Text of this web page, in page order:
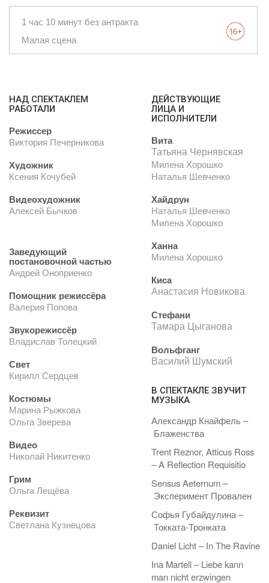
1 час 10 минут без антракта
Малая сцена
НАД СПЕКТАКЛЕМ
РАБОТАЛИ
Режиссер
Виктория Печерникова
Художник
Ксения Кочубей
Видеохудожник
Алексей Бычков
Заведующий
постановочной частью
Андрей Оноприенко
Помощник режиссёра
Валерия Попова
Звукорежиссёр
Владислав Толецкий
Свет
Кирилл Сердцев
Костюмы
Марина Рыжкова
Ольга Зверева
Видео
Николай Никитенко
Грим
Ольга Лещёва
Реквизит
Светлана Кузнецова
ДЕЙСТВУЮЩИЕ
ЛИЦА И
ИСПОЛНИТЕЛИ
Вита
Татьяна Чернявская
Милена Хорошко
Наталья Шевченко
Хайдрун
Наталья Шевченко
Милена Хорошко
Ханна
Милена Хорошко
Киса
Анастасия Новикова
Стефани
Тамара Цыганова
Вольфганг
Василий Шумский
В СПЕКТАКЛЕ ЗВУЧИТ
МУЗЫКА
Александр Кнайфель –
Блаженства
Trent Reznor, Atticus Ross
– A Reflection Requisitio
Sensus Aeternum –
Эксперимент Провален
Софья Губайдулина –
Токката-Тронката
Daniel Licht – In The Ravine
Ina Martell – Liebe kann
man nicht erzwingen